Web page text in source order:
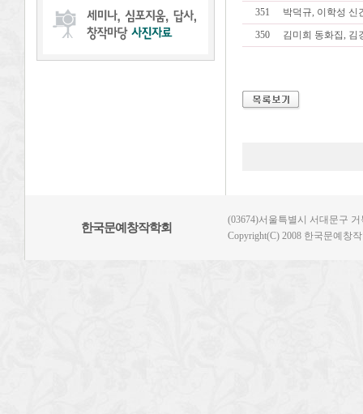
351
박덕규, 이학성 신
350
김미희 동화집, 김
한국문예창작학회
(03674)서울특별시 서대문구
Copyright(C) 2008 한국문예창